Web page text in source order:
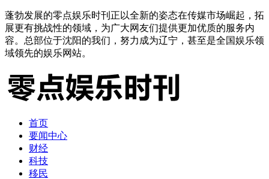
蓬勃发展的零点娱乐时刊正以全新的姿态在传媒市场崛起，拓
展更有挑战性的领域，为广大网友们提供更加优质的服务内
容。总部位于沈阳的我们，努力成为辽宁，甚至是全国娱乐领
域领先的娱乐网站。
首页
要闻中心
财经
科技
移民